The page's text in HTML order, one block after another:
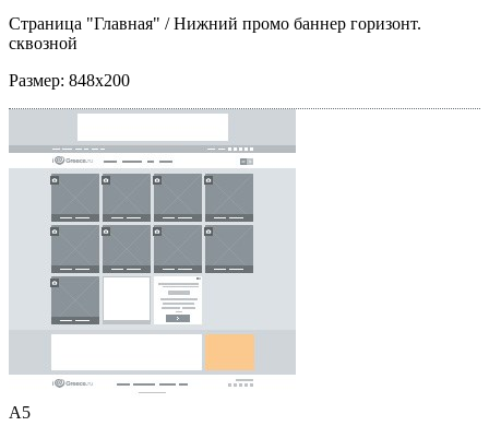
Страница "Главная" / Нижний промо баннер горизонт.
сквозной
Размер: 848x200
A5